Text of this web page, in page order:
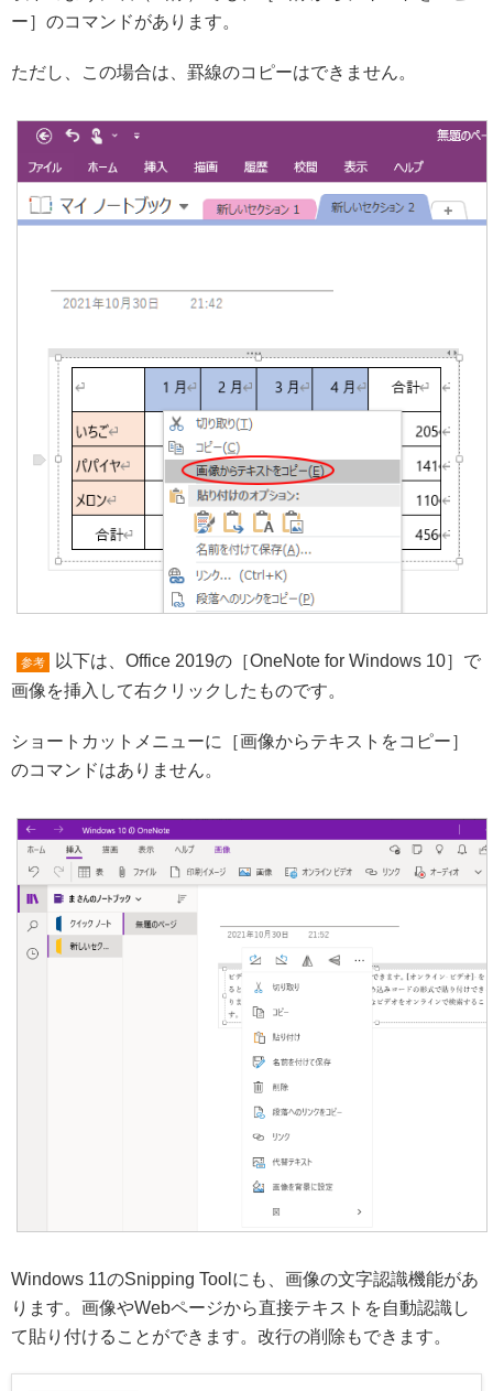
ー］のコマンドがあります。
ただし、この場合は、罫線のコピーはできません。
参考
以下は、Office 2019の［OneNote for Windows 10］で
画像を挿入して右クリックしたものです。
ショートカットメニューに［画像からテキストをコピー］
のコマンドはありません。
Windows 11のSnipping Toolにも、画像の文字認識機能があ
ります。画像やWebページから直接テキストを自動認識し
て貼り付けることができます。改行の削除もできます。